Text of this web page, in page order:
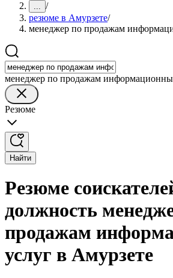
... /
резюме в Амурзете/
менеджер по продажам
менеджер по продажам
Резюме
Найти
Резюме
должность
продажам
услуг в Амурзете